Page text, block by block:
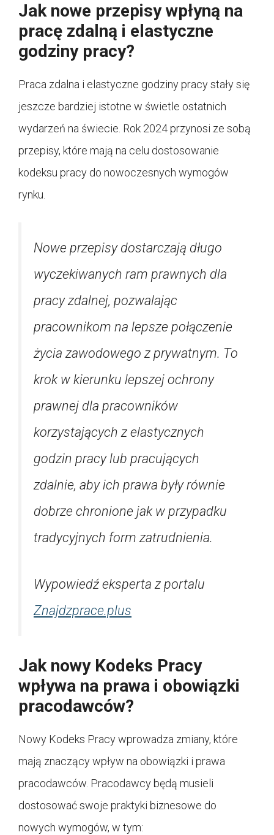
Jak nowe przepisy wpłyną na
pracę zdalną i elastyczne
godziny pracy?
Praca zdalna i elastyczne godziny pracy stały się
jeszcze bardziej istotne w świetle ostatnich
wydarzeń na świecie. Rok 2024 przynosi ze sobą
przepisy, które mają na celu dostosowanie
kodeksu pracy do nowoczesnych wymogów
rynku.
Nowe przepisy dostarczają długo
wyczekiwanych ram prawnych dla
pracy zdalnej, pozwalając
pracownikom na lepsze połączenie
życia zawodowego z prywatnym. To
krok w kierunku lepszej ochrony
prawnej dla pracowników
korzystających z elastycznych
godzin pracy lub pracujących
zdalnie, aby ich prawa były równie
dobrze chronione jak w przypadku
tradycyjnych form zatrudnienia.
Wypowiedź eksperta z portalu
Znajdzprace.plus
Jak nowy Kodeks Pracy
wpływa na prawa i obowiązki
pracodawców?
Nowy Kodeks Pracy wprowadza zmiany, które
mają znaczący wpływ na obowiązki i prawa
pracodawców. Pracodawcy będą musieli
dostosować swoje praktyki biznesowe do
nowych wymogów, w tym: